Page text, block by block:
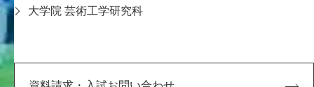
大学院 芸術工学研究科
学校法人 谷岡学園